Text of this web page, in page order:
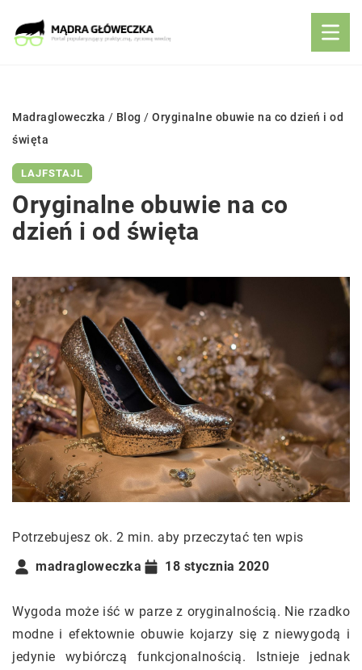
Madragloweczka / Blog / Oryginalne obuwie na co dzień i od
święta
LAJFSTAJL
Oryginalne obuwie na co
dzień i od święta
Potrzebujesz ok. 2 min. aby przeczytać ten wpis
madragloweczka
18 stycznia 2020
Wygoda może iść w parze z oryginalnością. Nie rzadko
modne i efektownie obuwie kojarzy się z niewygodą i
jedynie wybiórczą funkcjonalnością. Istnieje jednak